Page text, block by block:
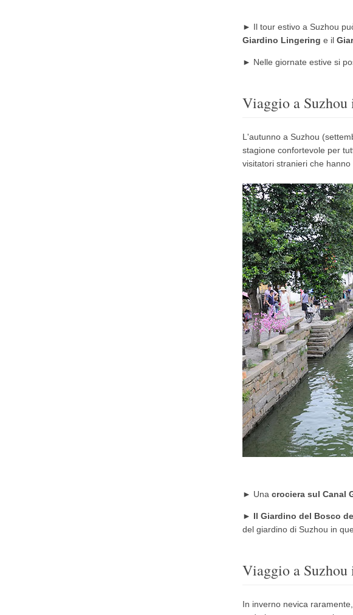
► Il tour estivo a Suzhou
Giardino Lingering e il
► Nelle giornate estive si
Viaggio a Suzhou
L'autunno a Suzhou
stagione confortevole per
visitatori stranieri che
► Una crociera sul Canal
► Il Giardino del Bosco
del giardino di Suzhou in
Viaggio a Suzhou
In inverno nevica